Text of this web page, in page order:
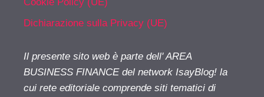
Cookie Policy (UE)
Dichiarazione sulla Privacy (UE)
Il presente sito web è parte dell' AREA
BUSINESS FINANCE del network IsayBlog! la
cui rete editoriale comprende siti tematici di